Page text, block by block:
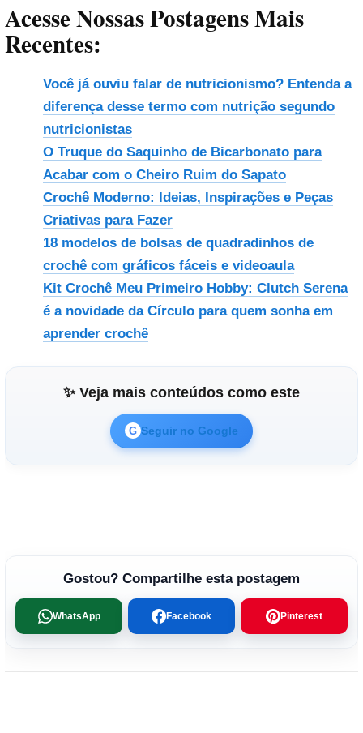
Acesse Nossas Postagens Mais
Recentes:
Você já ouviu falar de nutricionismo? Entenda a
diferença desse termo com nutrição segundo
nutricionistas
O Truque do Saquinho de Bicarbonato para
Acabar com o Cheiro Ruim do Sapato
Crochê Moderno: Ideias, Inspirações e Peças
Criativas para Fazer
18 modelos de bolsas de quadradinhos de
crochê com gráficos fáceis e videoaula
Kit Crochê Meu Primeiro Hobby: Clutch Serena
é a novidade da Círculo para quem sonha em
aprender crochê
✨ Veja mais conteúdos como este
G Seguir no Google
Gostou? Compartilhe esta postagem
WhatsApp Facebook Pinterest